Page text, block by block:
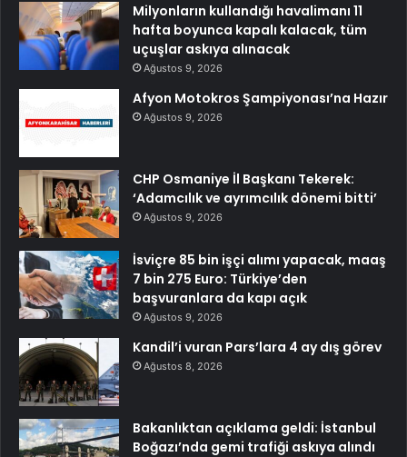
Milyonların kullandığı havalimanı 11
hafta boyunca kapalı kalacak, tüm
uçuşlar askıya alınacak
Ağustos 9, 2026
Afyon Motokros Şampiyonası’na Hazır
Ağustos 9, 2026
CHP Osmaniye İl Başkanı Tekerek:
‘Adamcılık ve ayrımcılık dönemi bitti’
Ağustos 9, 2026
İsviçre 85 bin işçi alımı yapacak, maaş
7 bin 275 Euro: Türkiye’den
başvuranlara da kapı açık
Ağustos 9, 2026
Kandil’i vuran Pars’lara 4 ay dış görev
Ağustos 8, 2026
Bakanlıktan açıklama geldi: İstanbul
Boğazı’nda gemi trafiği askıya alındı